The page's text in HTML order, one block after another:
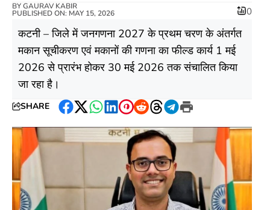
BYGAURAV KABIR
PUBLISHED ON: MAY 15, 2026 0
कटनी – जिले में जनगणना 2027 के प्रथम चरण के अंतर्गत
मकान सूचीकरण एवं मकानों की गणना का फील्ड कार्य 1 मई
2026 से प्रारंभ होकर 30 मई 2026 तक संचालित किया
जा रहा है।
SHARE
Facebook
Twitter
WhatsApp
LinkedIn
Pinterest
RedditThreads
Telegram
Print